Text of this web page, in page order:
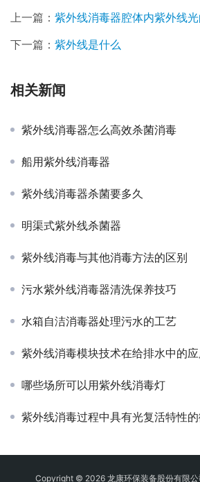
上一篇： 紫外线消毒器腔体内紫外线
下一篇： 紫外线是什么
相关新闻
紫外线消毒器怎么高效杀菌消毒
船用紫外线消毒器
紫外线消毒器杀菌要多久
明渠式紫外线杀菌器
紫外线消毒与其他消毒方法的区别
污水紫外线消毒器清洗保养技巧
水箱自洁消毒器处理污水的工艺
紫外线消毒模块技术在给排水中的
哪些场所可以用紫外线消毒灯
紫外线消毒过程中具有光复活特性
Copyright © 2026 龙康环保装备股份有限公